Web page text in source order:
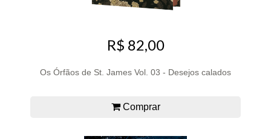
R$ 82,00
Os Órfãos de St. James Vol. 03 - Desejos calados
Comprar